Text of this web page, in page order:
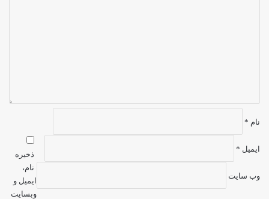
نام *
ایمیل *
وب‌ سایت
ذخیره
نام،
ایمیل و
وبسایت